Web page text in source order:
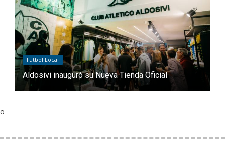
Fútbol Local
Aldosivi inauguró su Nueva Tienda Oficial
o